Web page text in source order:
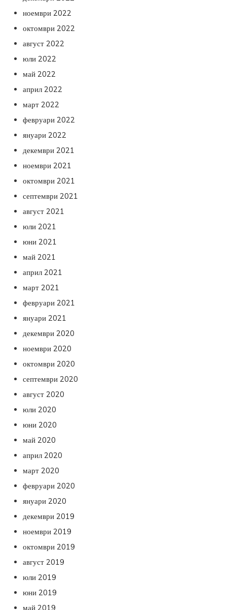
ноември 2022
октомври 2022
август 2022
юли 2022
май 2022
април 2022
март 2022
февруари 2022
януари 2022
декември 2021
ноември 2021
октомври 2021
септември 2021
август 2021
юли 2021
юни 2021
май 2021
април 2021
март 2021
февруари 2021
януари 2021
декември 2020
ноември 2020
октомври 2020
септември 2020
август 2020
юли 2020
юни 2020
май 2020
април 2020
март 2020
февруари 2020
януари 2020
декември 2019
ноември 2019
октомври 2019
август 2019
юли 2019
юни 2019
май 2019